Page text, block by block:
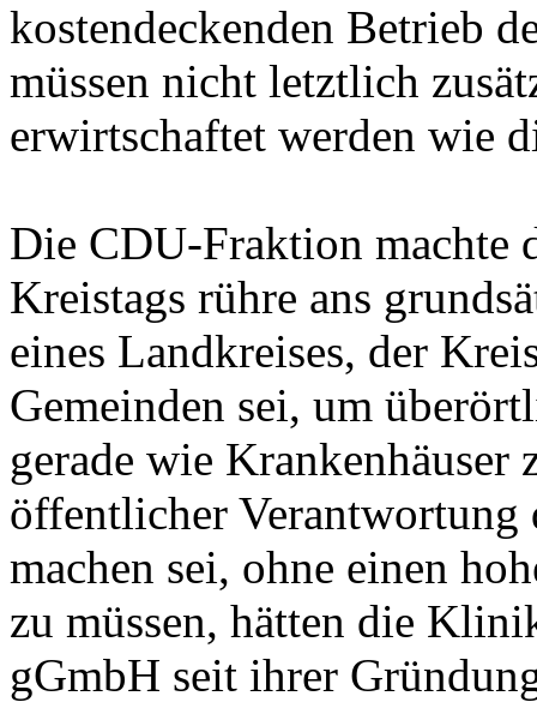
kostendeckenden Betrieb
müssen nicht letztlich
erwirtschaftet werden wie
Die CDU-Fraktion machte
Kreistags rühre ans
eines Landkreises, der
Gemeinden sei, um
gerade wie Krankenhäuser
öffentlicher
machen sei, ohne einen
zu müssen, hätten die
gGmbH seit ihrer